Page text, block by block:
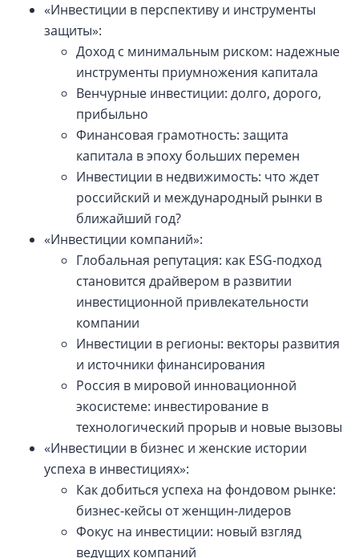
«Инвестиции в перспективу и инструменты
защиты»:
Доход с минимальным риском: надежные
инструменты приумножения капитала
Венчурные инвестиции: долго, дорого,
прибыльно
Финансовая грамотность: защита
капитала в эпоху больших перемен
Инвестиции в недвижимость: что ждет
российский и международный рынки в
ближайший год?
«Инвестиции компаний»:
Глобальная репутация: как ESG-подход
становится драйвером в развитии
инвестиционной привлекательности
компании
Инвестиции в регионы: векторы развития
и источники финансирования
Россия в мировой инновационной
экосистеме: инвестирование в
технологический прорыв и новые вызовы
«Инвестиции в бизнес и женские истории
успеха в инвестициях»:
Как добиться успеха на фондовом рынке:
бизнес-кейсы от женщин-лидеров
Фокус на инвестиции: новый взгляд
ведущих компаний